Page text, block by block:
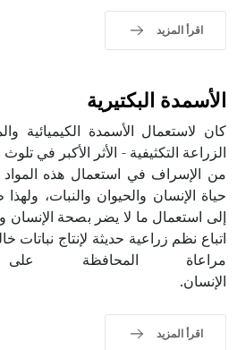
اقرأ المزيد
الأسمدة البكتيرية
كان لاستعمال الأسمدة الكيميائية
الزراعة التكثيفية - الأثر الأكبر في
من الإسراف في استعمال هذه المواد
حياة الإنسان والحيوان والنبات،
إلى استعمال ما لا يضر بصحة الإنسان
اتباع نظم زراعية حديثة لإنتاج نباتات
مراعاة المحافظة
الإنسان.
اقرأ المزيد